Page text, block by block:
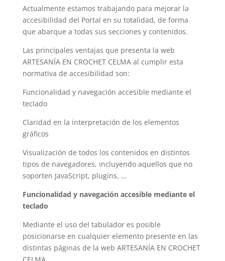
Actualmente estamos trabajando para mejorar la
accesibilidad del Portal en su totalidad, de forma
que abarque a todas sus secciones y contenidos.
Las principales ventajas que presenta la web
ARTESANÍA EN CROCHET CELMAal cumplir esta
normativa de accesibilidad son:
Funcionalidad y navegación accesible mediante el
teclado
Claridad en la interpretación de los elementos
gráficos
Visualización de todos los contenidos en distintos
tipos de navegadores, incluyendo aquellos que no
soporten JavaScript, plugins, …
Funcionalidad y navegación accesible mediante el
teclado
Mediante el uso del tabulador es posible
posicionarse en cualquier elemento presente en las
distintas páginas de la web ARTESANÍA EN CROCHET